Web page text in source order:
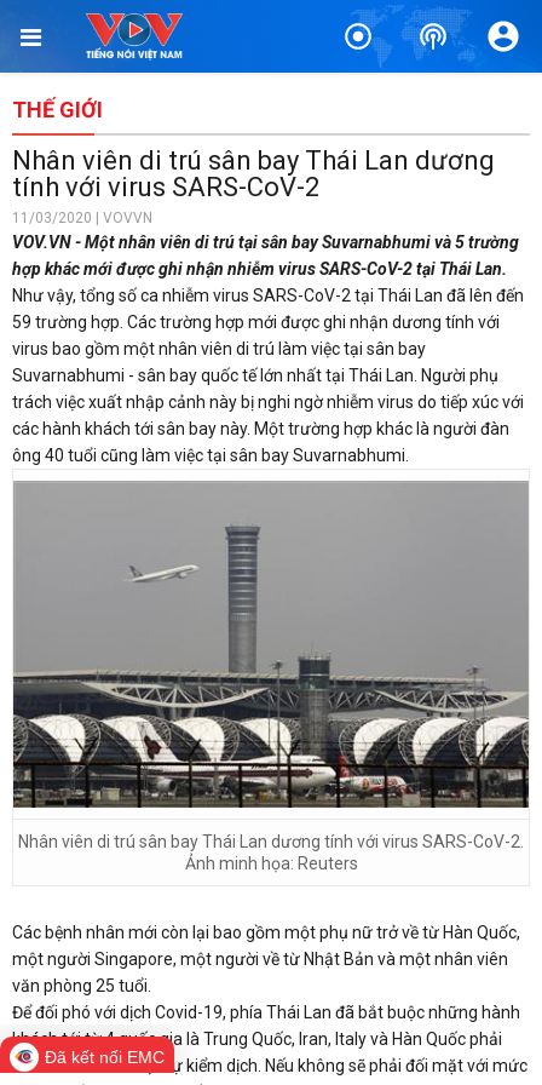
THẾ GIỚI
Nhân viên di trú sân bay Thái Lan dương
tính với virus SARS-CoV-2
11/03/2020 | VOVVN
VOV.VN - Một nhân viên di trú tại sân bay Suvarnabhumi và 5 trường
hợp khác mới được ghi nhận nhiễm virus SARS-CoV-2 tại Thái Lan.
Như vậy, tổng số ca nhiễm virus SARS-CoV-2 tại Thái Lan đã lên đến
59 trường hợp. Các trường hợp mới được ghi nhận dương tính với
virus bao gồm một nhân viên di trú làm việc tại sân bay
Suvarnabhumi - sân bay quốc tế lớn nhất tại Thái Lan. Người phụ
trách việc xuất nhập cảnh này bị nghi ngờ nhiễm virus do tiếp xúc với
các hành khách tới sân bay này. Một trường hợp khác là người đàn
ông 40 tuổi cũng làm việc tại sân bay Suvarnabhumi.
Nhân viên di trú sân bay Thái Lan dương tính với virus SARS-CoV-2.
Ảnh minh họa: Reuters
Các bệnh nhân mới còn lại bao gồm một phụ nữ trở về từ Hàn Quốc,
một người Singapore, một người về từ Nhật Bản và một nhân viên
văn phòng 25 tuổi.
Để đối phó với dịch Covid-19, phía Thái Lan đã bắt buộc những hành
khách tới từ 4 quốc gia là Trung Quốc, Iran, Italy và Hàn Quốc phải
khai báo chi tiết việc tự kiểm dịch. Nếu không sẽ phải đối mặt với mức
Đã kết nối EMC